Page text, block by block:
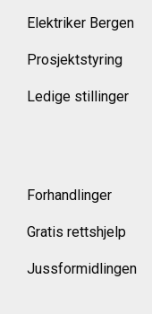
Elektriker Bergen
Prosjektstyring
Ledige stillinger
Forhandlinger
Gratis rettshjelp
Jussformidlingen